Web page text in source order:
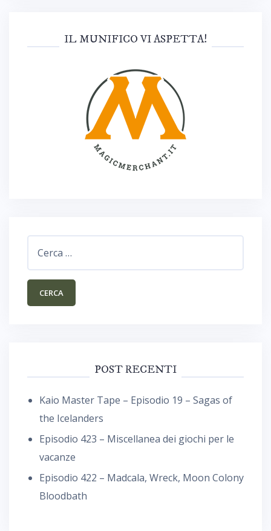
IL MUNIFICO VI ASPETTA!
POST RECENTI
Kaio Master Tape – Episodio 19 – Sagas of
the Icelanders
Episodio 423 – Miscellanea dei giochi per le
vacanze
Episodio 422 – Madcala, Wreck, Moon Colony
Bloodbath